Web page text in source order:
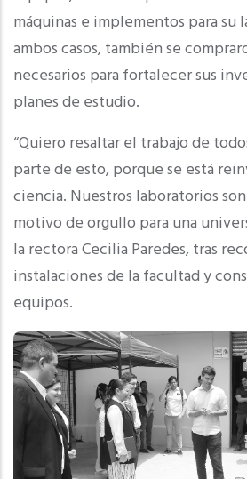
máquinas e implementos para su
ambos casos, también se
necesarios para fortalecer sus
planes de estudio.
“Quiero resaltar el trabajo de
parte de esto, porque se está
ciencia. Nuestros laboratorios
motivo de orgullo para una
la rectora Cecilia Paredes, tras
instalaciones de la facultad y
equipos.